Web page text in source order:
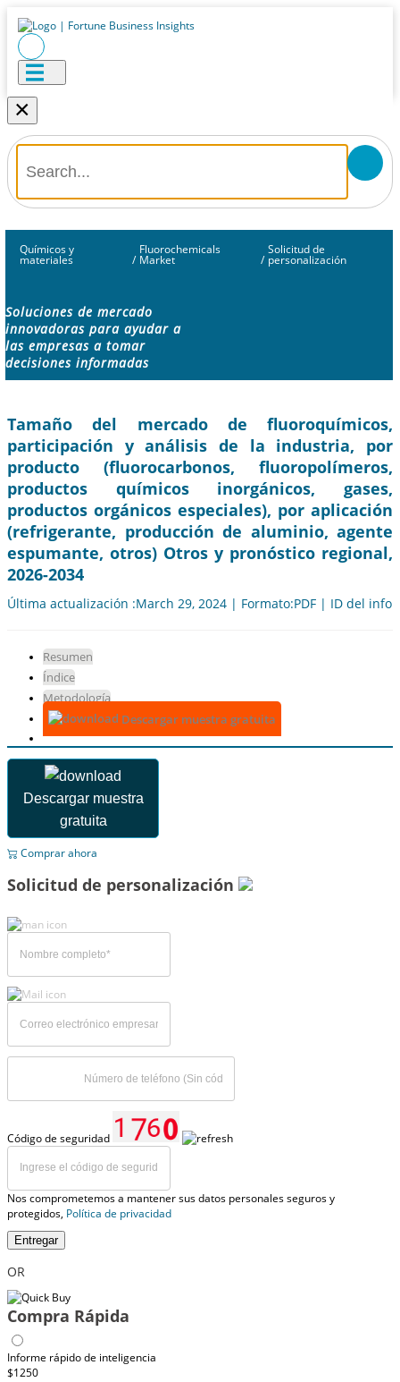
×
Químicos y
materiales /
Fluorochemicals
Market /
Solicitud de
personalización
Soluciones de mercado
innovadoras para ayudar a
las empresas a tomar
decisiones informadas
Tamaño del mercado de fluoroquímicos,
participación y análisis de la industria, por
producto (fluorocarbonos, fluoropolímeros,
productos químicos inorgánicos, gases,
productos orgánicos especiales), por aplicación
(refrigerante, producción de aluminio, agente
espumante, otros) Otros y pronóstico regional,
2026-2034
Última actualización :March 29, 2024 | Formato:PDF | ID del
Resumen
Índice
Metodología
Descargar muestra gratuita
Descargar muestra
gratuita
Comprar ahora
Solicitud de personalización
Código de seguridad
Nos comprometemos a mantener sus datos personales seguros y
protegidos, Política de privacidad
Entregar
OR
Compra Rápida
Informe rápido de inteligencia
$1250